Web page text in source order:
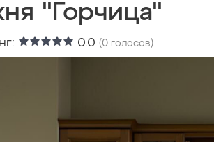
"Горчица"
0.0 (0 голосов)